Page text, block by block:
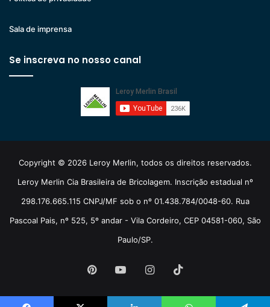
Sala de imprensa
Se inscreva no nosso canal
Copyright © 2026 Leroy Merlin, todos os direitos reservados.
Leroy Merlin Cia Brasileira de Bricolagem. Inscrição estadual nº
298.176.665.115 CNPJ/MF sob o nº 01.438.784/0048-60. Rua
Pascoal Pais, nº 525, 5º andar - Vila Cordeiro, CEP 04581-060, São
Paulo/SP.
PinterestYouTubeInstagram